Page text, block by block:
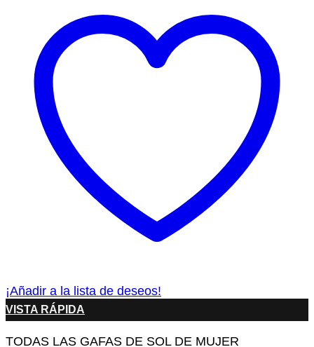
¡Añadir a la lista de deseos!
VISTA RÁPIDA
TODAS LAS GAFAS DE SOL DE MUJER